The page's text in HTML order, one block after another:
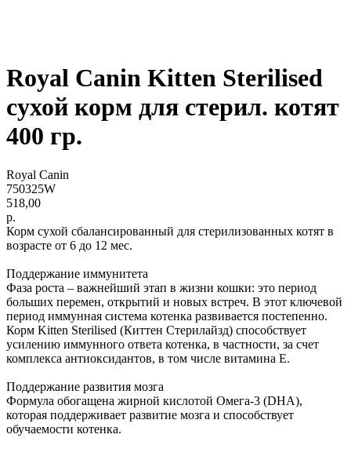
Royal Canin Kitten Sterilised
сухой корм для стерил. котят
400 гр.
Royal Canin
750325W
518,00
р.
Корм сухой сбалансированный для стерилизованных котят в
возрасте от 6 до 12 мес.
Поддержание иммунитета
Фаза роста – важнейший этап в жизни кошки: это период
больших перемен, открытий и новых встреч. В этот ключевой
период иммунная система котенка развивается постепенно.
Корм Kitten Sterilised (Киттен Стерилайзд) способствует
усилению иммунного ответа котенка, в частности, за счет
комплекса антиоксидантов, в том числе витамина Е.
Поддержание развития мозга
Формула обогащена жирной кислотой Омега-3 (DHA),
которая поддерживает развитие мозга и способствует
обучаемости котенка.